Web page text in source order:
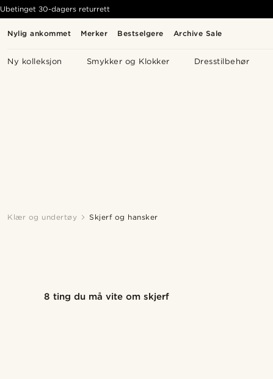
Nylig ankommet Merker Bestselgere Archive Sale
Ny kolleksjon Smykker og Klokker Dresstilbehør
Ubetinget 30-dagers returrett
Klær og undertøy Skjerf og hansker
8 ting du må vite om skjerf